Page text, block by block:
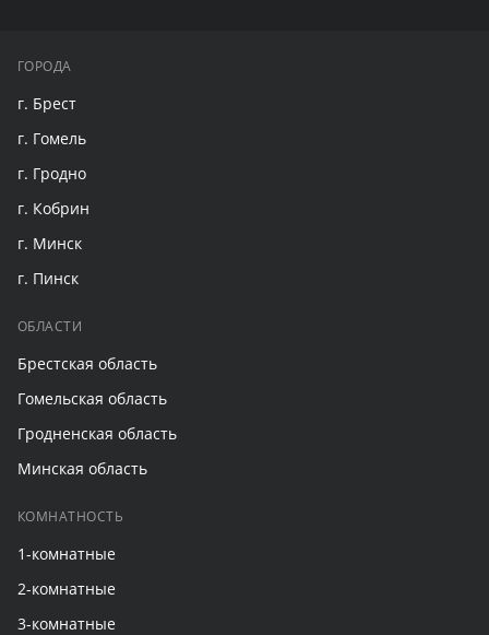
ГОРОДА
г. Брест
г. Гомель
г. Гродно
г. Кобрин
г. Минск
г. Пинск
ОБЛАСТИ
Брестская область
Гомельская область
Гродненская область
Минская область
КОМНАТНОСТЬ
1-комнатные
2-комнатные
3-комнатные